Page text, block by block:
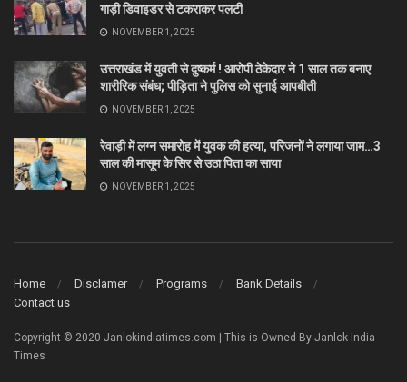
गाड़ी डिवाइडर से टकराकर पलटी
NOVEMBER 1, 2025
उत्तराखंड में युवती से दुष्कर्म ! आरोपी ठेकेदार ने 1 साल तक बनाए
शारीरिक संबंध; पीड़िता ने पुलिस को सुनाई आपबीती
NOVEMBER 1, 2025
रेवाड़ी में लग्न समारोह में युवक की हत्या, परिजनों ने लगाया जाम…3
साल की मासूम के सिर से उठा पिता का साया
NOVEMBER 1, 2025
Home Disclamer Programs
Bank Details
Contact us
Copyright © 2020 Janlokindiatimes.com | This is Owned By Janlok India
Times